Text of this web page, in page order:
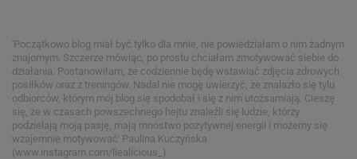
'Początkowo blog miał być tylko dla mnie, nie powiedziałam o nim żadnym
znajomym. Szczerze mówiąc, po prostu chciałam zmotywować siebie do
działania. Postanowiłam, że codziennie będę wstawiać zdjęcia zdrowych
posiłków oraz z treningów. Nadal nie mogę uwierzyć, że znalazło się tylu
odbiorców, którym mój blog się spodobał i się z nim utożsamiają. Cieszę
się, że w czasach powszechnego hejtu znaleźli się ludzie, którzy
podzielają moją pasję, mają mnóstwo pozytywnej energii i możemy się
wzajemnie motywować' Paulina Kuczyńska
(www.instagram.com/llealicious_)